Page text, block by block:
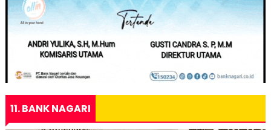
11. BANK NAGARI